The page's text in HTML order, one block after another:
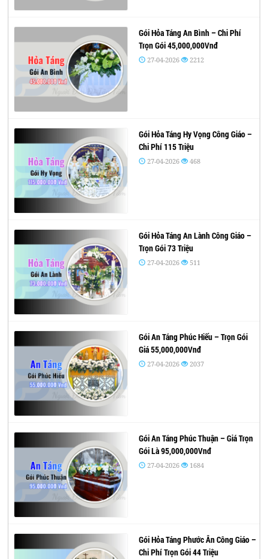
Gói Hỏa Táng An Bình – Chi Phí
Trọn Gói 45,000,000Vnđ
27-04-2026 2212
Gói Hỏa Táng Hy Vọng Công Giáo –
Chi Phí 115 Triệu
27-04-2026 468
Gói Hỏa Táng An Lành Công Giáo –
Trọn Gói 73 Triệu
27-04-2026 511
Gói An Táng Phúc Hiếu – Trọn Gói
Giá 55,000,000Vnđ
27-04-2026 2037
Gói An Táng Phúc Thuận – Giá Trọn
Gói Là 95,000,000Vnđ
27-04-2026 1684
Gói Hỏa Táng Phước Ân Công Giáo –
Chi Phí Trọn Gói 44 Triệu